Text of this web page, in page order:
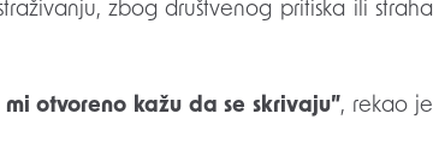
zbog društvenog pritiska ili straha
otvoreno kažu da se skrivaju”, rekao je